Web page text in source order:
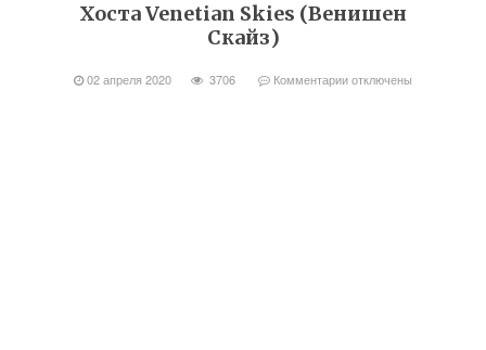
Хоста Venetian Skies (Венишен
Скайз)
02 апреля 2020 3706 Комментарииотключены